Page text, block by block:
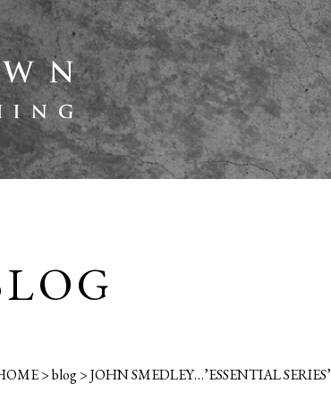
>blog>JOHN SMEDLEY…’ESSENTIAL SERIES’